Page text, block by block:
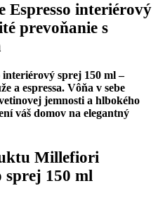
interiérový
prevoňanie s
sprej 150 ml –
a espressa. Vôňa v sebe
jemnosti a hlbokého
váš domov na elegantný
Millefiori
sprej 150 ml